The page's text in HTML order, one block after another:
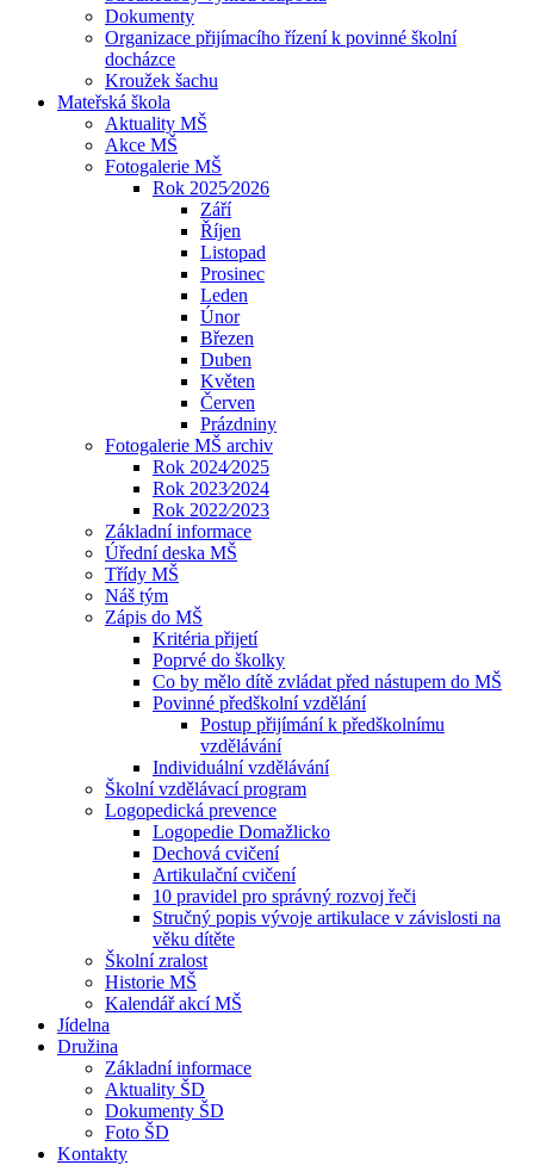
Dokumenty
Organizace přijímacího řízení k povinné školní
docházce
Kroužek šachu
Mateřská škola
Aktuality MŠ
Akce MŠ
Fotogalerie MŠ
Rok 2025⁄2026
Září
Říjen
Listopad
Prosinec
Leden
Únor
Březen
Duben
Květen
Červen
Prázdniny
Fotogalerie MŠ archiv
Rok 2024⁄2025
Rok 2023⁄2024
Rok 2022⁄2023
Základní informace
Úřední deska MŠ
Třídy MŠ
Náš tým
Zápis do MŠ
Kritéria přijetí
Poprvé do školky
Co by mělo dítě zvládat před nástupem do MŠ
Povinné předškolní vzdělání
Postup přijímání k předškolnímu
vzdělávání
Individuální vzdělávání
Školní vzdělávací program
Logopedická prevence
Logopedie Domažlicko
Dechová cvičení
Artikulační cvičení
10 pravidel pro správný rozvoj řeči
Stručný popis vývoje artikulace v závislosti na
věku dítěte
Školní zralost
Historie MŠ
Kalendář akcí MŠ
Jídelna
Družina
Základní informace
Aktuality ŠD
Dokumenty ŠD
Foto ŠD
Kontakty